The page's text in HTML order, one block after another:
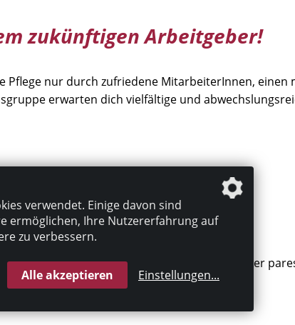
zukünftigen Arbeitgeber!
Pflege nur durch zufriedene MitarbeiterInnen,
erwarten dich vielfältige und
unsere Ziele.
mit Aufstiegschancen bis ins Management.
in vielen Teilen Deutschlands.
Weiterentwicklung liegt uns am Herzen.
beruflichen Entwicklung stehst – bei inter
Spezialisierung.
verwendet. Einige davon sind
ermöglichen, Ihre Nutzererfahrung auf
zu verbessern.
Alle akzeptieren Einstellungen...